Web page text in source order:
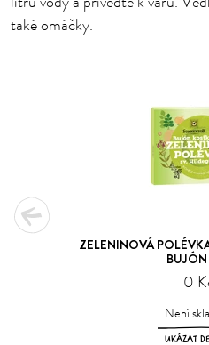
také omáčky.
ZELENINOVÁ
0
Není
UKÁZAT